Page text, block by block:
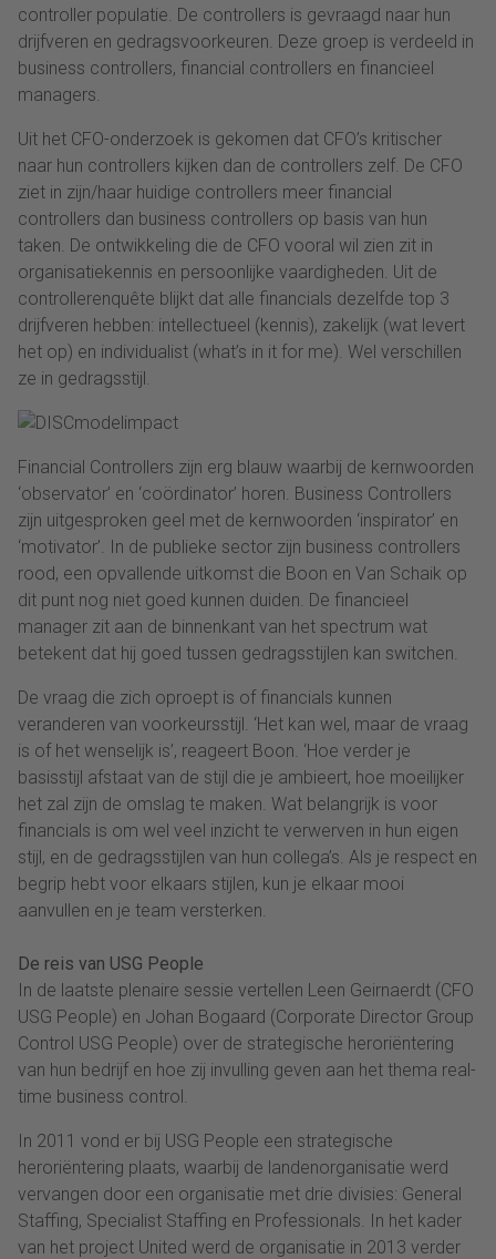
controller populatie. De controllers is gevraagd naar hun
drijfveren en gedragsvoorkeuren. Deze groep is verdeeld in
business controllers, financial controllers en financieel
managers.
Uit het CFO-onderzoek is gekomen dat CFO’s kritischer
naar hun controllers kijken dan de controllers zelf. De CFO
ziet in zijn/haar huidige controllers meer financial
controllers dan business controllers op basis van hun
taken. De ontwikkeling die de CFO vooral wil zien zit in
organisatiekennis en persoonlijke vaardigheden. Uit de
controllerenquête blijkt dat alle financials dezelfde top 3
drijfveren hebben: intellectueel (kennis), zakelijk (wat levert
het op) en individualist (what’s in it for me). Wel verschillen
ze in gedragsstijl.
Financial Controllers zijn erg blauw waarbij de kernwoorden
‘observator’ en ‘coördinator’ horen. Business Controllers
zijn uitgesproken geel met de kernwoorden ‘inspirator’ en
‘motivator’. In de publieke sector zijn business controllers
rood, een opvallende uitkomst die Boon en Van Schaik op
dit punt nog niet goed kunnen duiden. De financieel
manager zit aan de binnenkant van het spectrum wat
betekent dat hij goed tussen gedragsstijlen kan switchen.
De vraag die zich oproept is of financials kunnen
veranderen van voorkeursstijl. ‘Het kan wel, maar de vraag
is of het wenselijk is’, reageert Boon. ‘Hoe verder je
basisstijl afstaat van de stijl die je ambieert, hoe moeilijker
het zal zijn de omslag te maken. Wat belangrijk is voor
financials is om wel veel inzicht te verwerven in hun eigen
stijl, en de gedragsstijlen van hun collega’s. Als je respect en
begrip hebt voor elkaars stijlen, kun je elkaar mooi
aanvullen en je team versterken.
De reis van USG People
In de laatste plenaire sessie vertellen Leen Geirnaerdt (CFO
USG People) en Johan Bogaard (Corporate Director Group
Control USG People) over de strategische heroriëntering
van hun bedrijf en hoe zij invulling geven aan het thema real-
time business control.
In 2011 vond er bij USG People een strategische
heroriëntering plaats, waarbij de landenorganisatie werd
vervangen door een organisatie met drie divisies: General
Staffing, Specialist Staffing en Professionals. In het kader
van het project United werd de organisatie in 2013 verder